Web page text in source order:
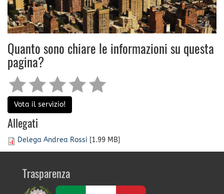
Quanto sono chiare le informazioni su questa
pagina?
Vota il servizio!
Allegati
Delega Andrea Rossi [1.99 MB]
Trasparenza